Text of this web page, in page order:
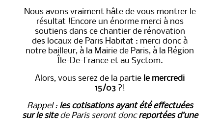
Nous avons vraiment hâte de vous montrer le
résultat !Encore un énorme merci à nos
soutiens dans ce chantier de rénovation
des locaux de Paris Habitat : merci donc à
notre bailleur, à la Mairie de Paris, à la Région
Île-De-France et au Syctom.
Alors, vous serez de la partie le mercredi
15/03?!
Rappel : les cotisations ayant été effectuées
sur le site de Paris seront donc reportées d’une